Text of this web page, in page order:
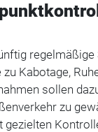
Kabotage,
sollen
zu
gezielten